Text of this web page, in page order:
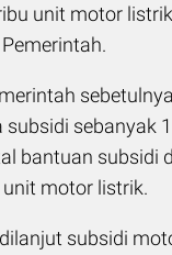
unit motor
sebanyak
bantuan subsidi
motor listrik.
subsidi